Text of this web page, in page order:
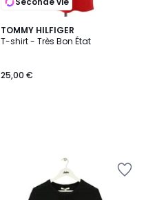
TOMMY HILFIGER
T-shirt - Très Bon État
25,00 €